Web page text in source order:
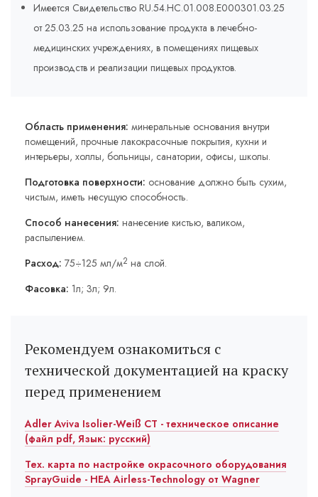
Имеется Свидетельство RU.54.HC.01.008.E000301.03.25
от 25.03.25 на использование продукта в лечебно-
медицинских учреждениях, в помещениях пищевых
производств и реализации пищевых продуктов.
Область применения: минеральные основания внутри
помещений, прочные лакокрасочные покрытия, кухни и
интерьеры, холлы, больницы, санатории, офисы, школы.
Подготовка поверхности: основание должно быть сухим,
чистым, иметь несущую способность.
Способ нанесения: нанесение кистью, валиком,
распылением.
Расход: 75÷125 мл/м2 на слой.
Фасовка: 1л; 3л; 9л.
Рекомендуем ознакомиться с
технической документацией на краску
перед применением
Adler Aviva Isolier-Weiß СТ - техническое описание
(файл pdf, Язык: русский)
Тех. карта по настройке окрасочного оборудования
SprayGuide - HEA Airless-Technology от Wagner